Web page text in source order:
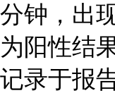
分钟，出
为阳性结
记录于报